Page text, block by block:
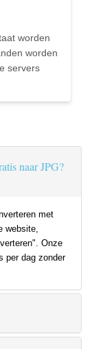
worden
worden
servers
naar JPG?
met
website,
Onze
per dag zonder